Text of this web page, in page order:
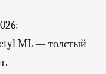
ML — толстый